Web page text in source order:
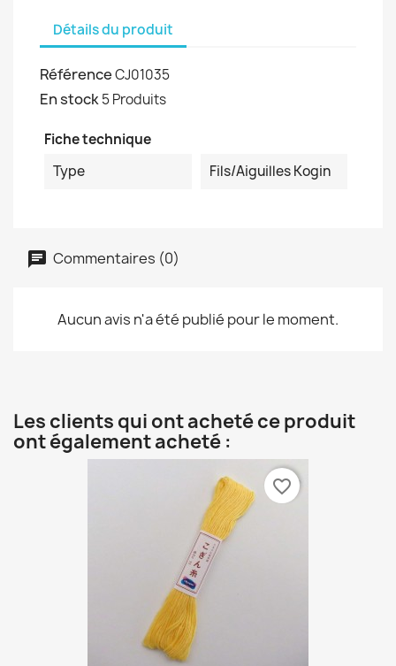
Détails du produit
RéférenceCJ01035
En stock5 Produits
Fiche technique
Type
Fils/aiguilles Kogin
Commentaires (0)
Aucun avis n'a été publié pour le moment.
Les clients qui ont acheté ce produit
ont également acheté :
favorite_border